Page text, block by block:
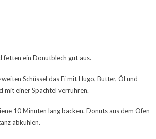
ein Donutblech gut aus.
Schüssel das Ei mit Hugo, Butter, Öl und
mit einer Spachtel verrühren.
10 Minuten lang backen. Donuts aus dem Ofen
abkühlen.